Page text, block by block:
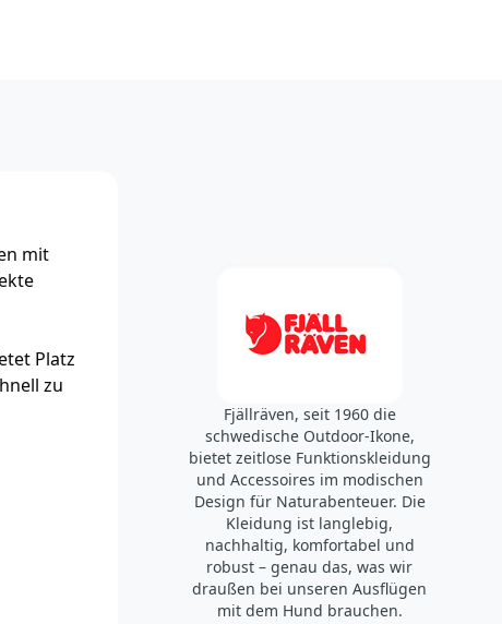
mit
Platz
zu
Fjällräven, seit 1960 die
schwedische Outdoor-Ikone,
bietet zeitlose Funktionskleidung
und Accessoires im modischen
Design für Naturabenteuer. Die
Kleidung ist langlebig,
nachhaltig, komfortabel und
robust – genau das, was wir
draußen bei unseren Ausflügen
mit dem Hund brauchen.